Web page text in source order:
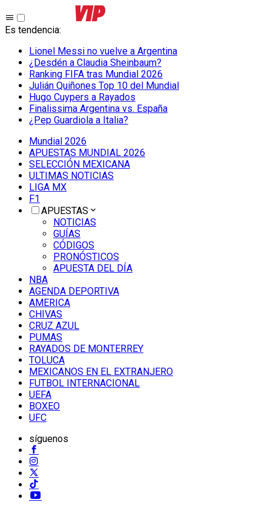
Es tendencia:
Lionel Messi no vuelve a Argentina
¿Desdén a Claudia Sheinbaum?
Ranking FIFA tras Mundial 2026
Julián Quiñones Top 10 del Mundial
Hugo Cuypers a Rayados
Finalissima Argentina vs. España
¿Pep Guardiola a Italia?
Mundial 2026
APUESTAS MUNDIAL 2026
SELECCIÓN MEXICANA
ULTIMAS NOTICIAS
LIGA MX
F1
APUESTAS
NOTICIAS
GUÍAS
CÓDIGOS
PRONÓSTICOS
APUESTA DEL DÍA
NBA
AGENDA DEPORTIVA
AMERICA
CHIVAS
CRUZ AZUL
PUMAS
RAYADOS DE MONTERREY
TOLUCA
MEXICANOS EN EL EXTRANJERO
FUTBOL INTERNACIONAL
UEFA
BOXEO
UFC
síguenos